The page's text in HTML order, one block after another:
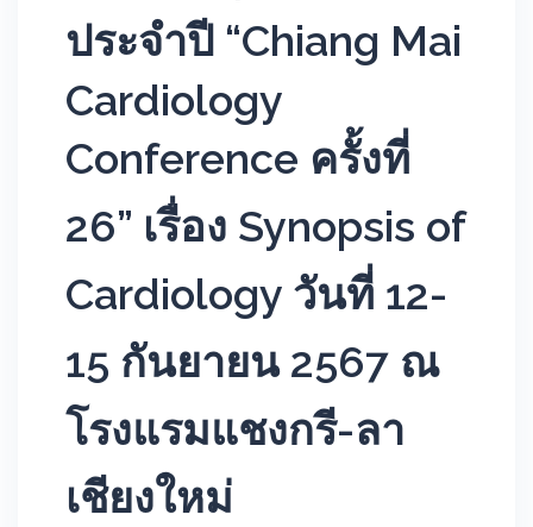
ประจำปี “Chiang Mai
Cardiology
Conference ครั้งที่
26” เรื่อง Synopsis of
Cardiology วันที่ 12-
15 กันยายน 2567 ณ
โรงแรมแชงกรี-ลา
เชียงใหม่